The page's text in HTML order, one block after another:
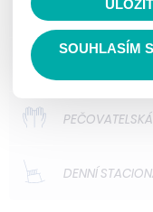
ODLEHČOVACÍ
DOMOVY PRO
DENNÍ
SOUHLASÍM